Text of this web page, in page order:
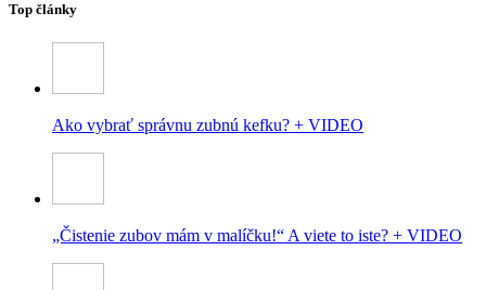
Top články
Ako vybrať správnu zubnú kefku? + VIDEO
„Čistenie zubov mám v malíčku!“ A viete to iste? + VIDEO